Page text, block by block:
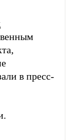
в пресс-